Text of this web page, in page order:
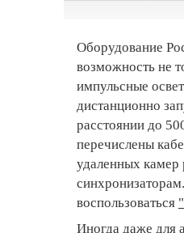
Оборудование
возможность не
импульсные
дистанционно
расстоянии до
перечислены
удаленных камер
воспользоваться
Иногда даже для